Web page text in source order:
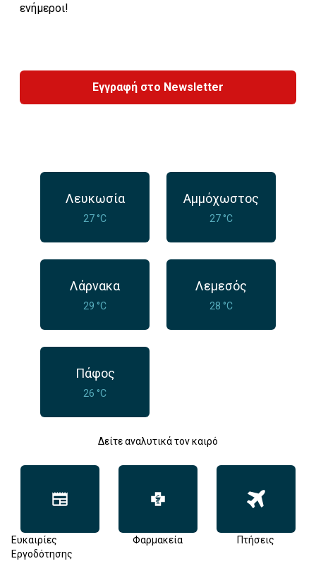
ενήμεροι!
Εγγραφή στο Newsletter
Λευκωσία
27 °C
Αμμόχωστος
27 °C
Λάρνακα
29 °C
Λεμεσός
28 °C
Πάφος
26 °C
Δείτε αναλυτικά τον καιρό
Ευκαιρίες
Εργοδότησης
Φαρμακεία Πτήσεις